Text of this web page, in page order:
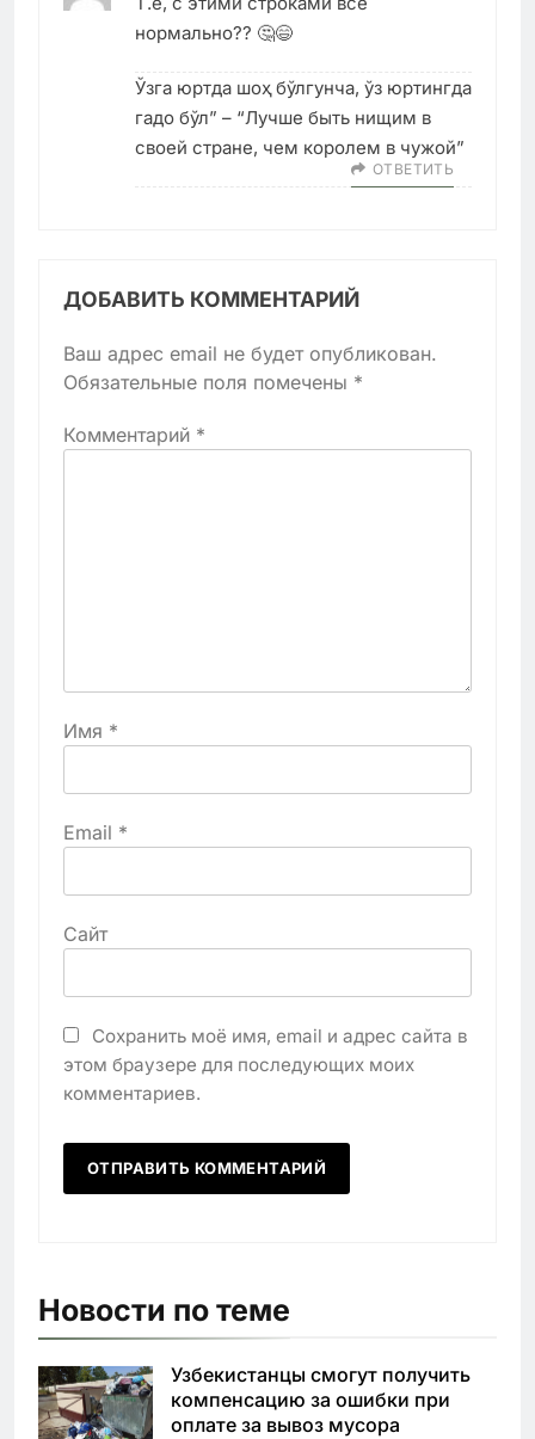
нормально?? 🤔😄
Ўзга юртда шоҳ бўлгунча, ўз юртингда
гадо бўл” – “Лучше быть нищим в
своей стране, чем королем в чужой”
ОТВЕТИТЬ
ДОБАВИТЬ КОММЕНТАРИЙ
Ваш адрес email не будет опубликован.
Обязательные поля помечены *
Комментарий *
Имя *
Email *
Сайт
Сохранить моё имя, email и адрес сайта в
этом браузере для последующих моих
комментариев.
Новости по теме
Узбекистанцы смогут получить
компенсацию за ошибки при
оплате за вывоз мусора